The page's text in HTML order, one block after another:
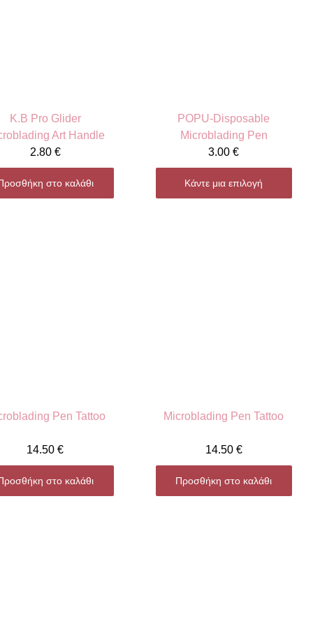
K.B Pro Glider
Art Handle
2.80 €
στο καλάθι
POPU-Disposable
Microblading Pen
3.00€
Κάντε μια επιλογή
Pen Tattoo
14.50€
στο καλάθι
Microblading Pen Tattoo
14.50 €
Προσθήκη στο καλάθι